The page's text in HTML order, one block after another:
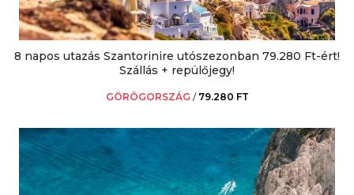
8 napos utazás Szantorinire utószezonban 79.280 Ft-ért!
Szállás + repülőjegy!
GÖRÖGORSZÁG / 79.280 FT